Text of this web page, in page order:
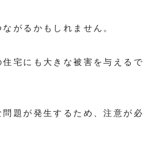
がるかもしれません。
宅にも大きな被害を与えるで
題が発生するため、注意が必